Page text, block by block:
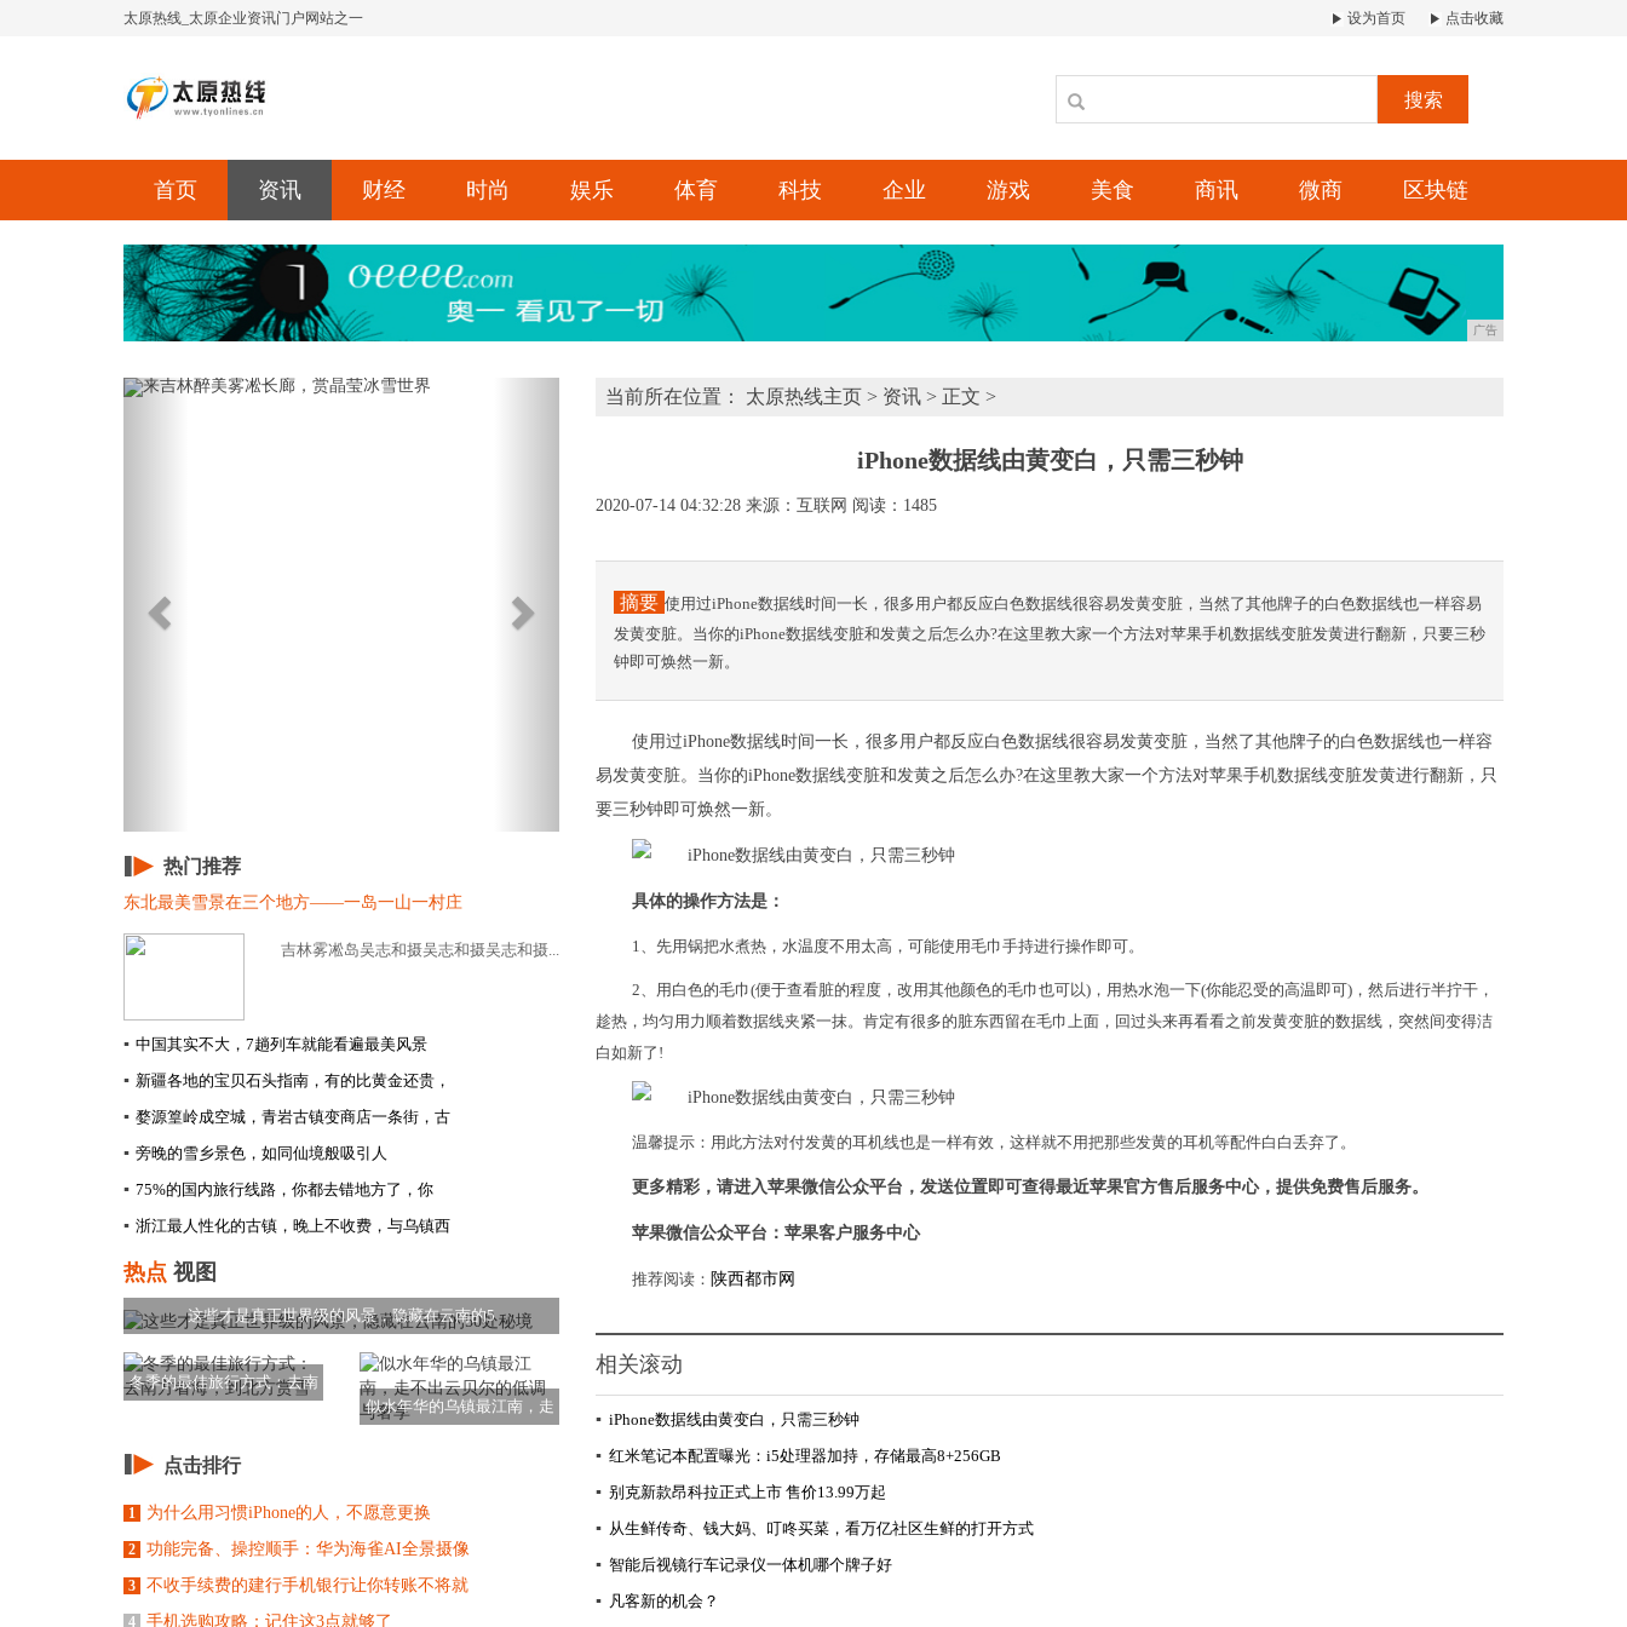
太原热线_太原企业资讯门户网站之一 设为首页 点击收藏
搜索
首页 资讯 财经 时尚 娱乐 体育 科技 企业 游戏 美食 商讯 微商 区块链
广告
Previous
热门推荐
东北最美雪景在三个地方——一岛一山一村庄
吉林雾凇岛吴志和摄吴志和摄吴志和摄...
▪ 中国其实不大，7趟列车就能看遍最美风景
▪ 新疆各地的宝贝石头指南，有的比黄金还贵，
▪ 婺源篁岭成空城，青岩古镇变商店一条街，古
▪ 旁晚的雪乡景色，如同仙境般吸引人
▪ 75%的国内旅行线路，你都去错地方了，你
▪ 浙江最人性化的古镇，晚上不收费，与乌镇西
热点 视图
这些才是真正世界级的风景，隐藏在云南的5
冬季的最佳旅行方式：去南
似水年华的乌镇最江南，走
点击排行
1 为什么用习惯iPhone的人，不愿意更换
2 功能完备、操控顺手：华为海雀AI全景摄像
3 不收手续费的建行手机银行让你转账不将就
4 手机选购攻略：记住这3点就够了
当前所在位置： 太原热线主页 > 资讯 > 正文 >
iPhone数据线由黄变白，只需三秒钟
2020-07-14 04:32:28 来源：互联网 阅读：1485
摘要 使用过iPhone数据线时间一长，很多用户都反应白色数据线很容易发黄变脏，当然了其他牌子的白色数据线也一样容易
发黄变脏。当你的iPhone数据线变脏和发黄之后怎么办?在这里教大家一个方法对苹果手机数据线变脏发黄进行翻新，只要三秒
钟即可焕然一新。
使用过iPhone数据线时间一长，很多用户都反应白色数据线很容易发黄变脏，当然了其他牌子的白色数据线也一样容
易发黄变脏。当你的iPhone数据线变脏和发黄之后怎么办?在这里教大家一个方法对苹果手机数据线变脏发黄进行翻新，只
要三秒钟即可焕然一新。
具体的操作方法是：
1、先用锅把水煮热，水温度不用太高，可能使用毛巾手持进行操作即可。
2、用白色的毛巾(便于查看脏的程度，改用其他颜色的毛巾也可以)，用热水泡一下(你能忍受的高温即可)，然后进行半拧干，
趁热，均匀用力顺着数据线夹紧一抹。肯定有很多的脏东西留在毛巾上面，回过头来再看看之前发黄变脏的数据线，突然间变得洁
白如新了!
温馨提示：用此方法对付发黄的耳机线也是一样有效，这样就不用把那些发黄的耳机等配件白白丢弃了。
更多精彩，请进入苹果微信公众平台， 发送位置即可查得最近苹果官方售后服务中心，提供免费售后服务。
苹果微信公众平台：苹果客户服务中心
推荐阅读： 陕西都市网
相关滚动
▪ iPhone数据线由黄变白，只需三秒钟
▪ 红米笔记本配置曝光：i5处理器加持，存储最高8+256GB
▪ 别克新款昂科拉正式上市 售价13.99万起
▪ 从生鲜传奇、钱大妈、叮咚买菜，看万亿社区生鲜的打开方式
▪ 智能后视镜行车记录仪一体机哪个牌子好
▪ 凡客新的机会？